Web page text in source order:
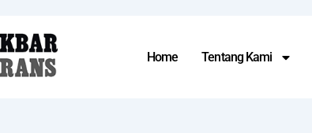
Home Tentang Kami